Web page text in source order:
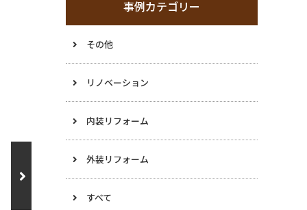
事例カテゴリー
その他
リノベーション
内装リフォーム
外装リフォーム
すべて